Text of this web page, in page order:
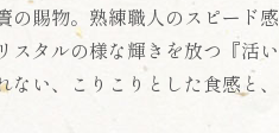
の賜物。熟練職人のスピード感
スタルの様な輝きを放つ『活い
い、こりこりとした食感と、